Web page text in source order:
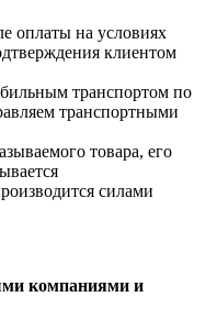
оплаты на условиях
клиентом
транспортом по
транспортными
товара, его
силами
компаниями и